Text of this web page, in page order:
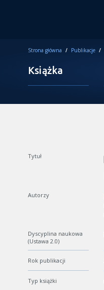
Strona główna / Publikacje /
Książka
Tytuł
Autorzy
Dyscyplina naukowa
(Ustawa 2.0)
Rok publikacji
Typ książki